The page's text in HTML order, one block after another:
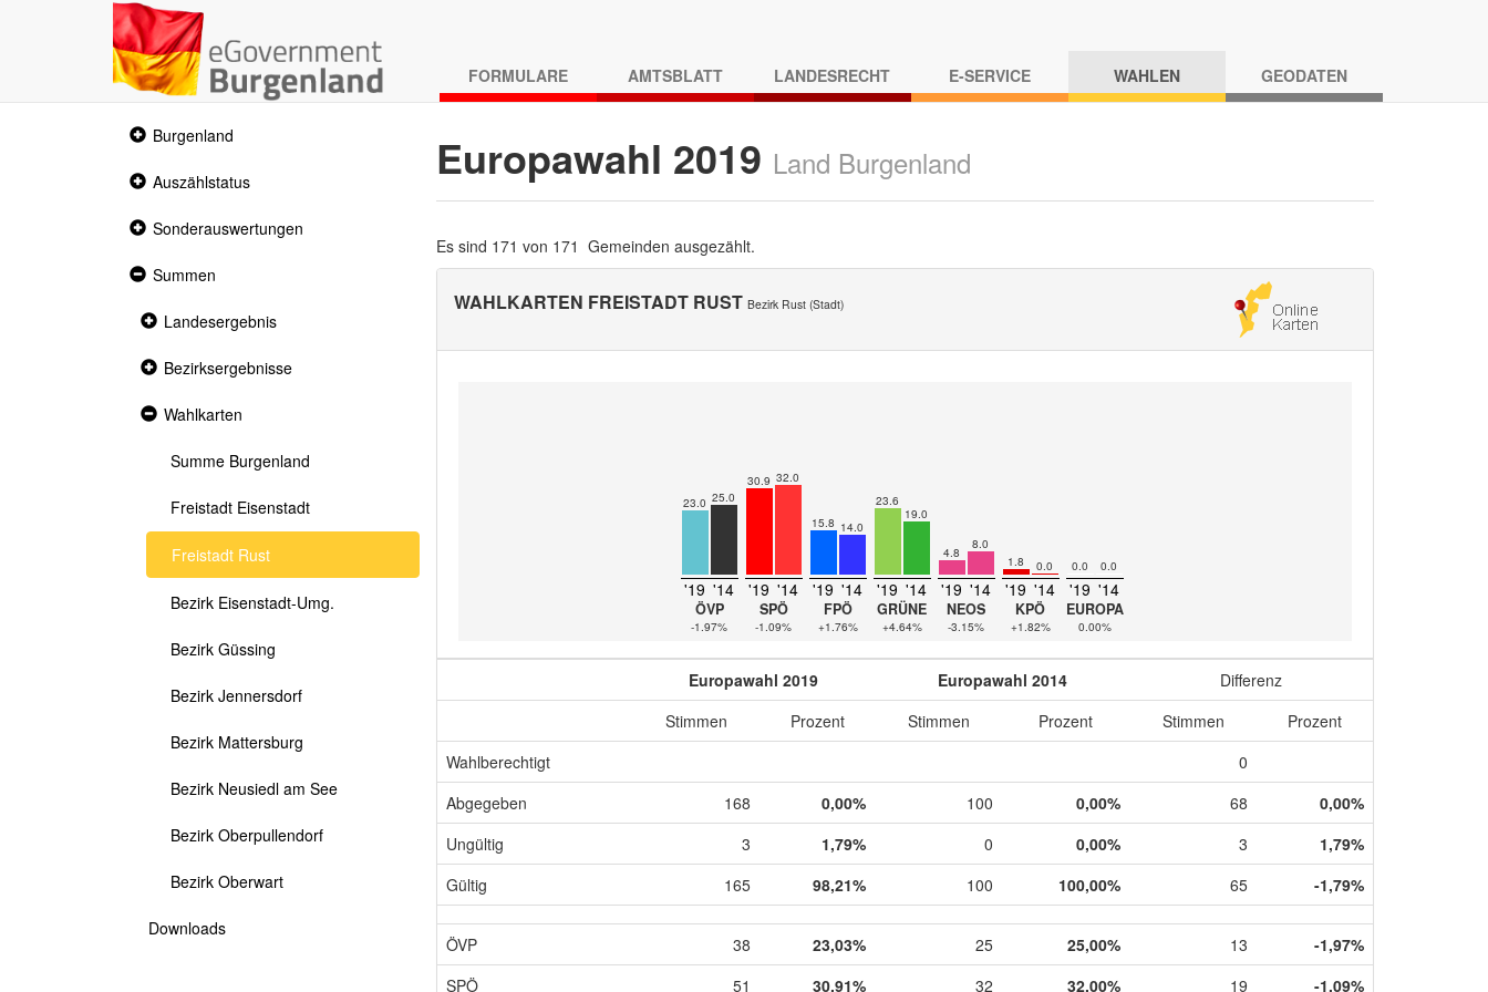
FORMULARE AMTSBLATT LANDESRECHT E-SERVICE WAHLEN GEODATEN
Collapsed
section
Burgenland
Collapsed
Auszählstatus
Collapsed
Sonderauswertungen
Expanded
Summen
Collapsed
Landesergebnis
Collapsed
Bezirksergebnisse
Expanded
Wahlkarten
Summe Burgenland
Freistadt Eisenstadt
Freistadt Rust
Bezirk Eisenstadt-Umg.
Bezirk Güssing
Bezirk Jennersdorf
Bezirk Mattersburg
Bezirk Neusiedl am See
Bezirk Oberpullendorf
Bezirk Oberwart
Downloads
Europawahl 2019 Land Burgenland
Es sind 171 von 171 Gemeinden ausgezählt.
WAHLKARTEN FREISTADT RUST Bezirk Rust (Stadt)
23.0 25.0
'19 '14
ÖVP
-1.97%
30.9 32.0
'19 '14
SPÖ
-1.09%
15.8 14.0
'19 '14
FPÖ
+1.76%
23.6
19.0
'19 '14
GRÜNE
+4.64%
4.8
8.0
'19 '14
NEOS
-3.15%
1.8 0.0
'19 '14
KPÖ
+1.82%
0.0 0.0
'19 '14
EUROPA
0.00%
Europawahl 2019 Europawahl 2014
Differenz
Stimmen
Prozent Stimmen Prozent Stimmen
Prozent
Wahlberechtigt
0
Abgegeben
168 0,00% 100 0,00% 68
0,00%
Ungültig
3 1,79% 0 0,00% 3
1,79%
Gültig
165 98,21% 100 100,00% 65 -1,79%
ÖVP 38 23,03% 25 25,00% 13
-1,97%
SPÖ
51 30,91% 32 32,00% 19 -1,09%